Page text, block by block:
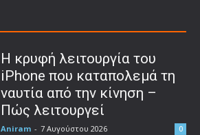
Η κρυφή λειτουργία του
iPhone που καταπολεμά τη
ναυτία από την κίνηση –
Πώς λειτουργεί
Aniram - 7 Αυγούστου 2026 0